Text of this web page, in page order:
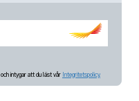
och intygar att du läst vår Integritetspolicy.